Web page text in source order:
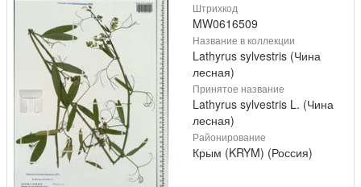
Штрихкод
MW0616509
Название в коллекции
Lathyrus sylvestris (Чина
лесная)
Принятое название
Lathyrus sylvestris L. (Чина
лесная)
Районирование
Крым (KRYM) (Россия)